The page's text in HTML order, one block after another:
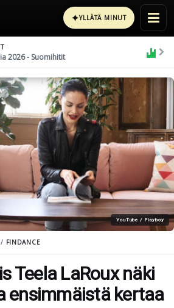
✦YLLÄTÄ MINUT
2026 - Suomihitit
YouTube / Playboy
FINDANCE
Teela LaRoux näki
ensimmäistä kertaa